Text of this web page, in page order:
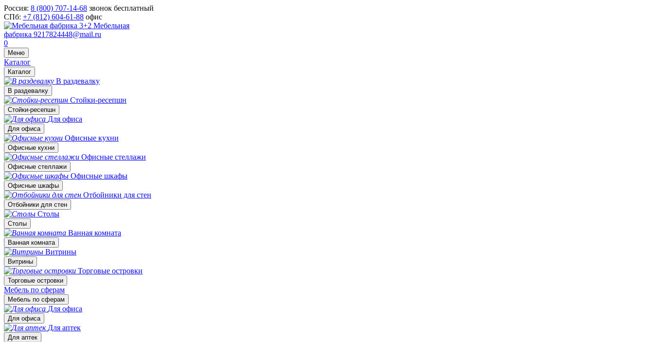
Россия: 8 (800) 707-14-68 звонок бесплатный
СПб: +7 (812) 604-61-88 офис
Мебельная
фабрика 9217824448@mail.ru
0
Меню
Каталог
Каталог
В раздевалку
В раздевалку
Стойки-ресепшн
Стойки-ресепшн
Для офиса
Для офиса
Офисные кухни
Офисные кухни
Офисные стеллажи
Офисные стеллажи
Офисные шкафы
Офисные шкафы
Отбойники для стен
Отбойники для стен
Столы
Столы
Ванная комната
Ванная комната
Витрины
Витрины
Торговые островки
Торговые островки
Мебель по сферам
Мебель по сферам
Для офиса
Для офиса
Для аптек
Для аптек